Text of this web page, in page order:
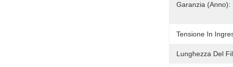
Garanzia (anno):
Tensione In
Lunghezza Del